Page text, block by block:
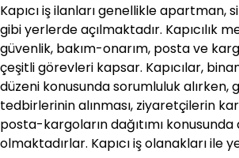
Kapıcı iş ilanları genellikle apartman,
gibi yerlerde açılmaktadır. Kapıcılık
güvenlik, bakım-onarım, posta ve
çeşitli görevleri kapsar. Kapıcılar,
düzeni konusunda sorumluluk alırken,
tedbirlerinin alınması, ziyaretçilerin
posta-kargoların dağıtımı konusunda
olmaktadırlar. Kapıcı iş olanakları ile